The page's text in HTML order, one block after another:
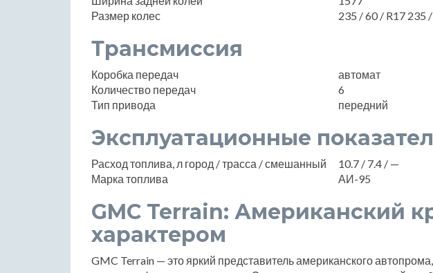
Размер колес
235 / 60 / R17 235
Трансмиссия
Коробка передач
автомат
Количество передач
6
Тип привода
передний
Эксплуатационные
Расход топлива, л город / трасса / смешанный
10.7 / 7.4 / —
Марка топлива
АИ-95
GMC Terrain: Американский
характером
GMC Terrain — это яркий представитель американского